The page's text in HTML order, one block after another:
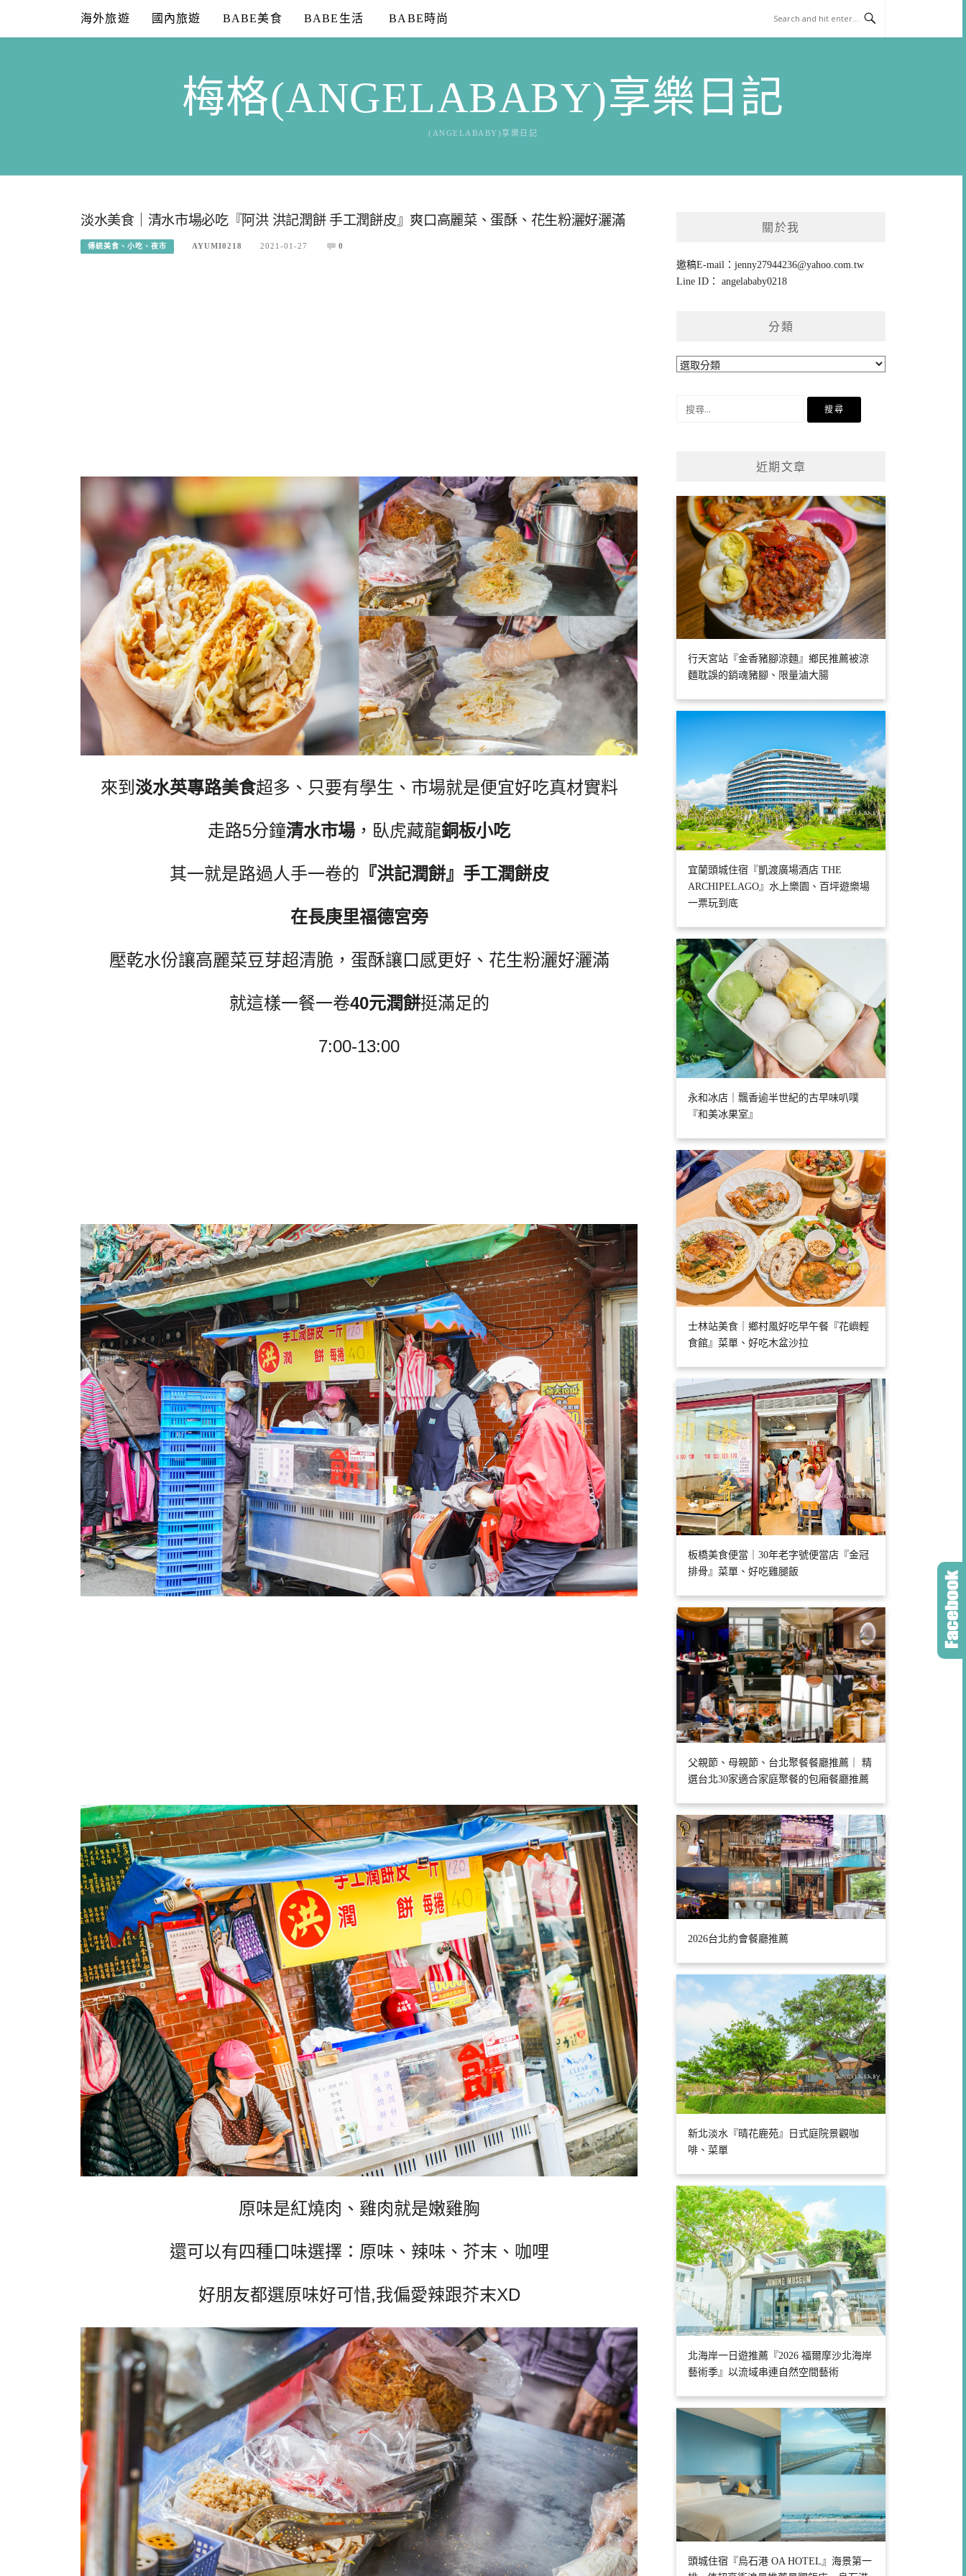
content
海外旅遊 國內旅遊 BABE美食 BABE生活 BABE時尚
梅格(ANGELABABY)享樂日記
(ANGELABABY)享樂日記
淡水美食｜清水市場必吃『阿洪 洪記潤餅 手工潤餅皮』爽口高麗菜、蛋酥、花生粉灑好灑滿
傳統美食、小吃、夜市 AYUMI0218 2021-01-27 0
來到 淡水英專路美食超多、只要有學生、市場就是便宜好吃真材實料
走路5分鐘清水市場 ，臥虎藏龍銅板小吃
其一就是路過人手一卷的 『洪記潤餅』手工潤餅皮
在長庚里福德宮旁
壓乾水份讓高麗菜豆芽超清脆，蛋酥讓口感更好、花生粉灑好灑滿
就這樣一餐一卷40元潤餅挺滿足的
7:00-13:00
原味是紅燒肉、雞肉就是嫩雞胸
還可以有四種口味選擇：原味、辣味、芥末、咖哩
好朋友都選原味好可惜,我偏愛辣跟芥末XD
關於我
邀稿E-mail：jenny27944236@yahoo.com.tw
Line ID： angelababy0218
分類
分
近期文章
行天宮站『金香豬腳涼麵』鄉民推薦被涼
麵耽誤的銷魂豬腳、限量滷大腸
宜蘭頭城住宿『凱渡廣場酒店 THE
ARCHIPELAGO』水上樂園、百坪遊樂場
一票玩到底
永和冰店｜飄香逾半世紀的古早味叭噗
『和美冰果室』
士林站美食｜鄉村風好吃早午餐『花嶼輕
食館』菜單、好吃木盆沙拉
板橋美食便當｜30年老字號便當店『金冠
排骨』菜單、好吃雞腿飯
父親節、母親節、台北聚餐餐廳推薦｜ 精
選台北30家適合家庭聚餐的包廂餐廳推薦
2026台北約會餐廳推薦
新北淡水『晴花鹿苑』日式庭院景觀咖
啡、菜單
北海岸一日遊推薦『2026 福爾摩沙北海岸
藝術季』以流域串連自然空間藝術
頭城住宿『烏石港 OA HOTEL』海景第一